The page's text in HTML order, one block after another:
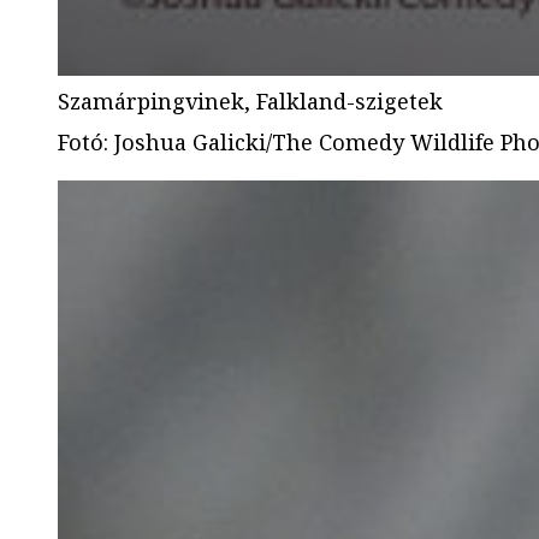
Szamárpingvinek, Falkland-szigetek
Fotó: Joshua Galicki/The Comedy Wildlife